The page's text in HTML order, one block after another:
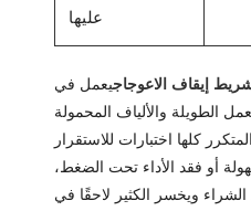
عليها
إيقاف الاعوجاجيعمل في
الطويلة والألياف المحمولة
كلها اختبارات للاستقرار
أو فقد الأداء تحت الضغط،
ويخسر الكثير لاحقًا في